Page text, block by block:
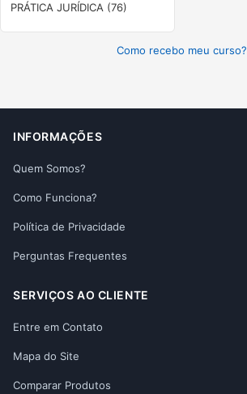
PRÁTICA JURÍDICA (76)
Como recebo meu curso?
INFORMAÇÕES
Quem Somos?
Como Funciona?
Política de Privacidade
Perguntas Frequentes
SERVIÇOS AO CLIENTE
Entre em Contato
Mapa do Site
Comparar Produtos